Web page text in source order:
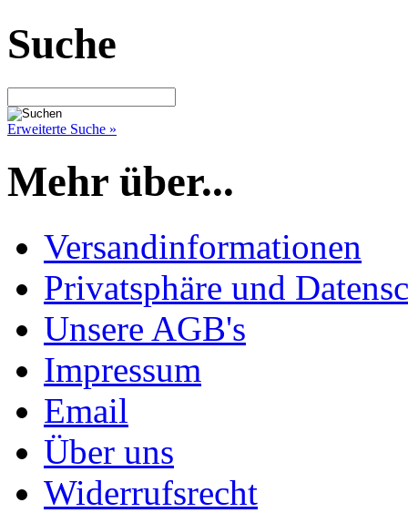
Suche
Erweiterte Suche »
Mehr über...
Versandinformationen
Privatsphäre und
Unsere AGB's
Impressum
Email
Über uns
Widerrufsrecht